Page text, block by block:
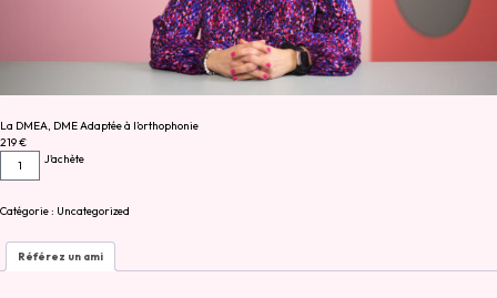
La DMEA, DME Adaptée à l’orthophonie
219€
DMEA,
Adaptée
l’orthophonie
J'achète
Catégorie : Uncategorized
Référez un ami